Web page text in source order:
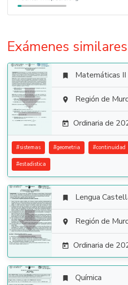
Exámenes similares

 Matemáticas II
 Región de
 Ordinaria de
#sistemas #geometria #continuidad
#estadistica

 Lengua
 Región de
 Ordinaria de
 Química